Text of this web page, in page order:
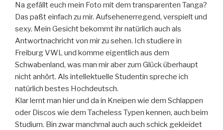
Na gefällt euch mein Foto mit dem transparenten Tanga?
Das paßt einfach zu mir. Aufsehenerregend, verspielt und
sexy. Mein Gesicht bekommt ihr natürlich auch als
Antwortnachricht von mir zu sehen. Ich studiere in
Freiburg VWL und komme eigentlich aus dem
Schwabenland, was man mir aber zum Glück überhaupt
nicht anhört. Als intellektuelle Studentin spreche ich
natürlich bestes Hochdeutsch.
Klar lernt man hier und da in Kneipen wie dem Schlappen
oder Discos wie dem Tacheless Typen kennen, auch beim
Studium. Bin zwar manchmal auch auch schick gekleidet